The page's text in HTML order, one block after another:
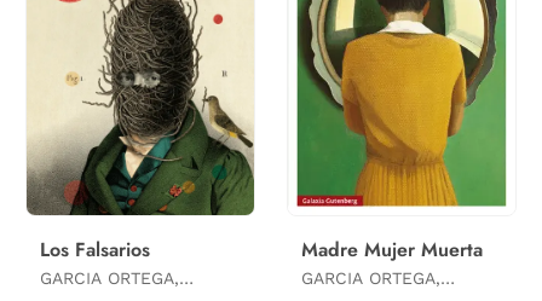
Los Falsarios
GARCIA ORTEGA,
Madre Mujer Muerta
GARCIA ORTEGA,